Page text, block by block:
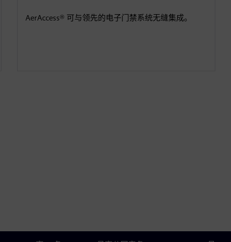
AerAccess® 可与领先的电子门禁系统无缝集成。